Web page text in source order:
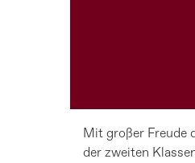
Mit großer Freude
der zweiten